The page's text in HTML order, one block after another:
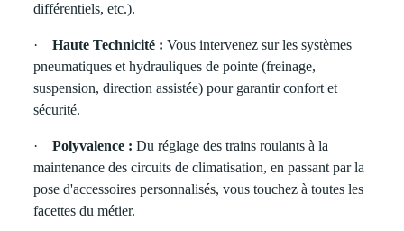
différentiels, etc.).
· Haute Technicité : Vous intervenez sur les systèmes
pneumatiques et hydrauliques de pointe (freinage,
suspension, direction assistée) pour garantir confort et
sécurité.
· Polyvalence : Du réglage des trains roulants à la
maintenance des circuits de climatisation, en passant par la
pose d'accessoires personnalisés, vous touchez à toutes les
facettes du métier.